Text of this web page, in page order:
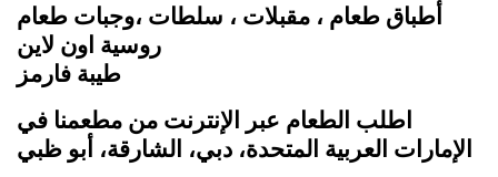
أطباق طعام ، مقبلات ، سلطات ،وجبات طعام
روسية اون لاين
طيبة فارمز
اطلب الطعام عبر الإنترنت من مطعمنا في
الإمارات العربية المتحدة، دبي، الشارقة، أبو ظبي